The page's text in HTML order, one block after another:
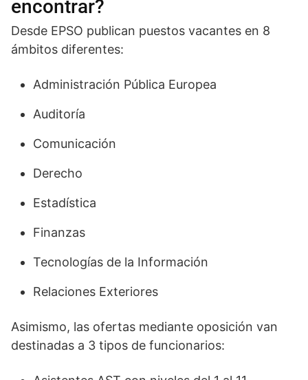
encontrar?
Desde EPSO publican puestos vacantes en 8
ámbitos diferentes:
Administración Pública Europea
Auditoría
Comunicación
Derecho
Estadística
Finanzas
Tecnologías de la Información
Relaciones Exteriores
Asimismo, las ofertas mediante oposición van
destinadas a 3 tipos de funcionarios: